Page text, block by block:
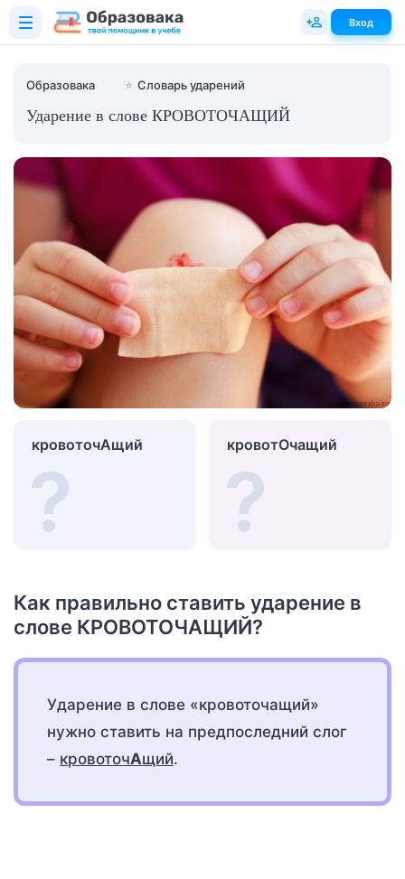
Образовака ⭐ Словарь ударений
Ударение в слове КРОВОТОЧАЩИЙ
кровоточАщий кровотОчащий
Как правильно ставить ударение в
слове КРОВОТОЧАЩИЙ?
Ударение в слове «кровоточащий»
нужно ставить на предпоследний слог
– кровоточАщий.
Вход